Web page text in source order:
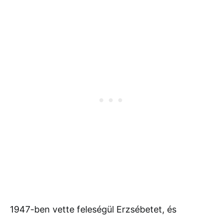
1947-ben vette feleségül Erzsébetet, és